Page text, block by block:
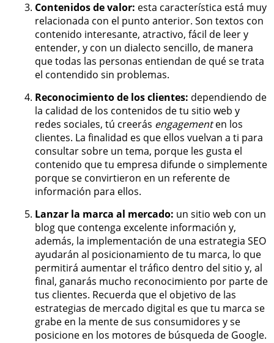
Contenidos de valor: esta característica está muy
relacionada con el punto anterior. Son textos con
contenido interesante, atractivo, fácil de leer y
entender, y con un dialecto sencillo, de manera
que todas las personas entiendan de qué se trata
el contendido sin problemas.
Reconocimiento de los clientes: dependiendo de
la calidad de los contenidos de tu sitio web y
redes sociales, tú creerás engagementen los
clientes. La finalidad es que ellos vuelvan a ti para
consultar sobre un tema, porque les gusta el
contenido que tu empresa difunde o simplemente
porque se convirtieron en un referente de
información para ellos.
Lanzar la marca al mercado: un sitio web con un
blog que contenga excelente información y,
además, la implementación de una estrategia SEO
ayudarán al posicionamiento de tu marca, lo que
permitirá aumentar el tráfico dentro del sitio y, al
final, ganarás mucho reconocimiento por parte de
tus clientes. Recuerda que el objetivo de las
estrategias de mercado digital es que tu marca se
grabe en la mente de sus consumidores y se
posicione en los motores de búsqueda de Google.